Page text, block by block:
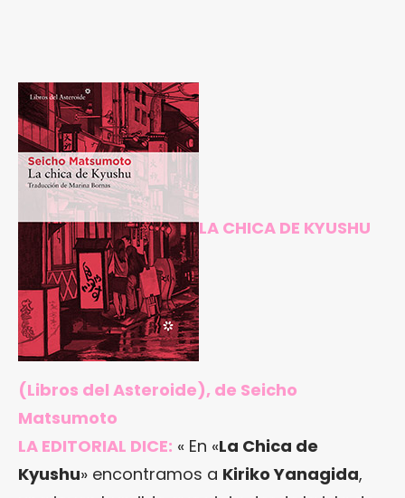
LA CHICA DE KYUSHU
(Libros del Asteroide), de Seicho
Matsumoto
LA EDITORIAL DICE: « En «La Chica de
Kyushu» encontramos a Kiriko Yanagida,